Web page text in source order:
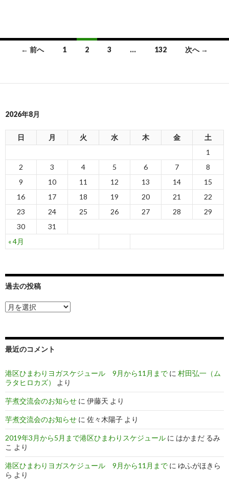
稿
ビ
ー
シ
ョ
← 前へ 1 2 3 … 132 次へ →
2026年8月
日 月 火 水 木 金 土
« 4月
1
2
3 4 5 6 7
8
9
10 11 12 13 14
15
16
17 18 19 20 21
22
23
24 25 26 27 28
29
30
31
過去の投稿
過
去
最近のコメント
港区ひまわりヨガスケジュール 9月から11月まで に 村田弘一（ム
ラタヒロカズ）
より
芋煮交流会のお知らせ に 伊藤天 より
芋煮交流会のお知らせ に 佐々木陽子 より
2019年3月から5月まで港区ひまわりスケジュール に はかまだ るみ
こ より
港区ひまわりヨガスケジュール 9月から11月まで に ゆふがほきら
ら より